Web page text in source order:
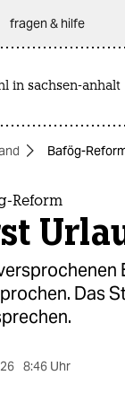
fragen & hilfe
in sachsen-anhalt
Bafög-
Reform
Das
8:46 Uhr